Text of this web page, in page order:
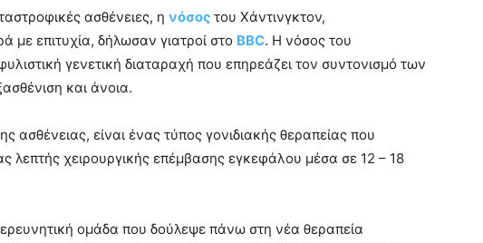
ασθένειες, η νόσος του Χάντινγκτον,
με επιτυχία, δήλωσαν γιατροί στο BBC. H νόσος του
γενετική διαταραχή που επηρεάζει τον συντονισμό των
και άνοια.
ασθένειας, είναι ένας τύπος γονιδιακής θεραπείας που
λεπτής χειρουργικής επέμβασης εγκεφάλου μέσα σε 12 – 18
ομάδα που δούλεψε πάνω στη νέα θεραπεία